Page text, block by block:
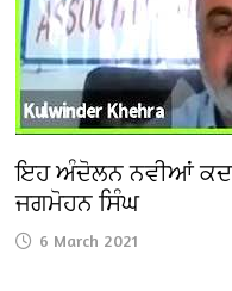
ਇਹ ਅੰਦੋਲਨ ਨਵੀਆਂ
ਜਗਮੋਹਨ ਸਿੰਘ
6 March 2021